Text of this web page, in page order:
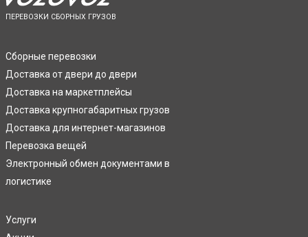
ПЕРЕВОЗКИ СБОРНЫХ ГРУЗОВ
Сборные перевозки
Доставка от двери до двери
Доставка на маркетплейсы
Доставка крупногабаритных грузов
Доставка для интернет-магазинов
Перевозка вещей
Электронный обмен документами в
логистике
Услуги